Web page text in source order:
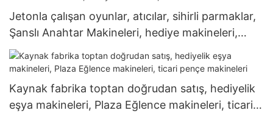
Jetonla çalışan oyunlar, atıcılar, sihirli parmaklar,
Şanslı Anahtar Makineleri, hediye makineleri,
otomatlar
Kaynak fabrika toptan doğrudan satış, hediyelik
eşya makineleri, Plaza Eğlence makineleri, ticari